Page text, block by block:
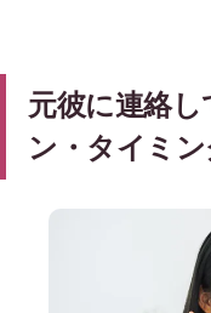
元彼に連絡
ン・タイミ